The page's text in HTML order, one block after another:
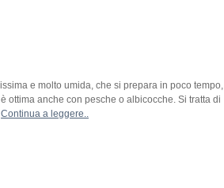
e molto umida, che si prepara in poco tempo,
ottima anche con pesche o albicocche. Si tratta di
Continua a leggere..